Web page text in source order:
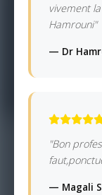
vivement
Hamrouni"
— Dr
"Bon
— Magali